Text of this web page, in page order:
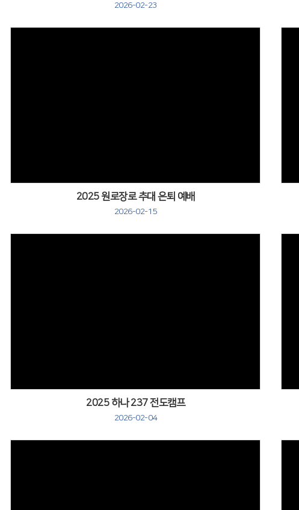
2026-02-23
2025 원로장로 추대 은퇴 예배
2026-02-15
2025 하나 237 전도캠프
2026-02-04